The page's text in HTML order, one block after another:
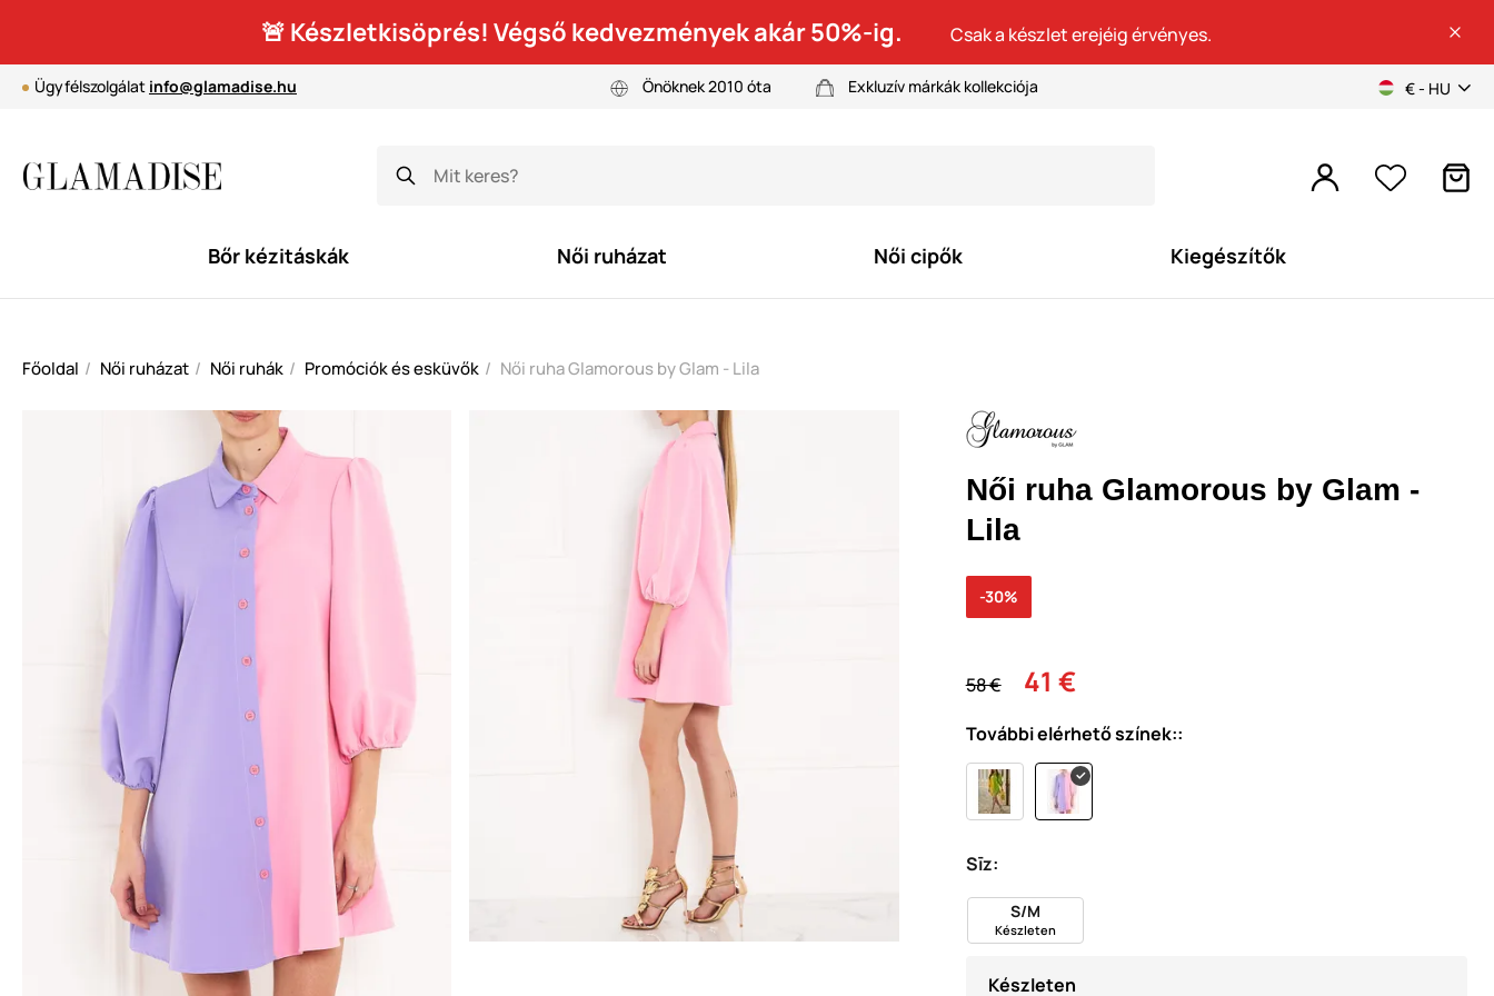
🚨 Készletkisöprés! Végső kedvezmények akár 50%-ig. Csak a készlet erejéig érvényes.
Ügyfélszolgálat info@glamadise.hu Önöknek 2010 óta Exkluzív márkák kollekciója € - HU
Bőr kézitáskák Női ruházat Női cipők Kiegészítők
Főoldal Női ruházat Női ruhák Promóciók és esküvők Női ruha Glamorous by Glam - Lila
Női ruha Glamorous by Glam -
Lila
58 € 41 €
-30%
További elérhető színek::
Sīz:
S/M
Készleten
Készleten